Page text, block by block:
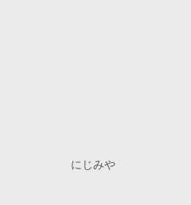
にじみや